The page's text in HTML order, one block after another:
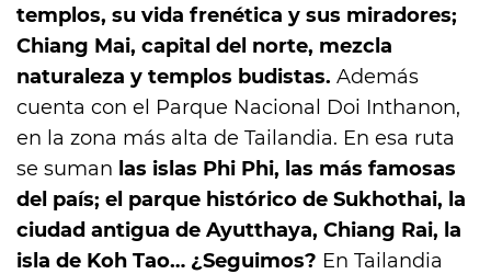
templos, su vida frenética y sus miradores;
Chiang Mai, capital del norte, mezcla
naturaleza y templos budistas. Además
cuenta con el Parque Nacional Doi Inthanon,
en la zona más alta de Tailandia. En esa ruta
se suman las islas Phi Phi, las más famosas
del país; el parque histórico de Sukhothai, la
ciudad antigua de Ayutthaya, Chiang Rai, la
isla de Koh Tao… ¿Seguimos? En Tailandia